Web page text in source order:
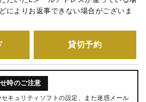
によりお返事できない場合がございま
貸切予約
時のご注意
キュリティソフトの設定、また迷惑メール